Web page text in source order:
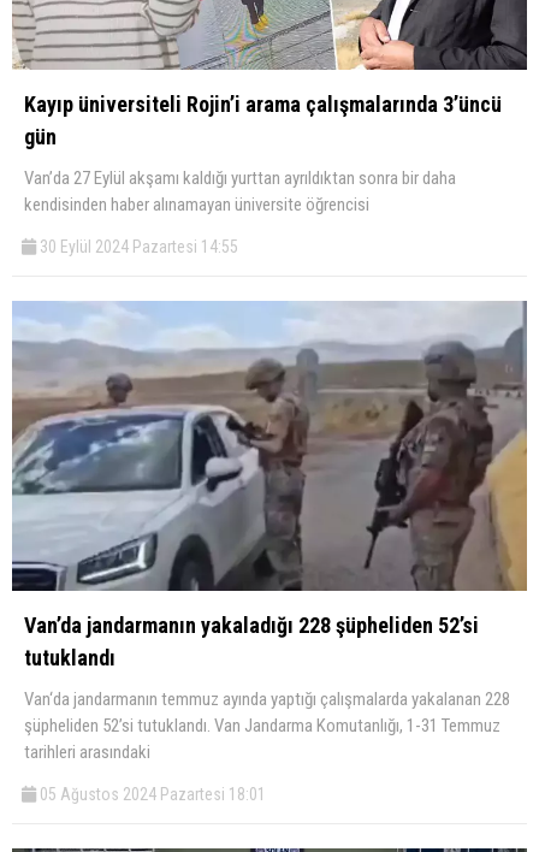
Kayıp üniversiteli Rojin’i arama çalışmalarında 3’üncü
gün
Van’da 27 Eylül akşamı kaldığı yurttan ayrıldıktan sonra bir daha
kendisinden haber alınamayan üniversite öğrencisi
30 Eylül 2024 Pazartesi 14:55
Van’da jandarmanın yakaladığı 228 şüpheliden 52’si
tutuklandı
Van‘da jandarmanın temmuz ayında yaptığı çalışmalarda yakalanan 228
şüpheliden 52’si tutuklandı. Van Jandarma Komutanlığı, 1-31 Temmuz
tarihleri arasındaki
05 Ağustos 2024 Pazartesi 18:01